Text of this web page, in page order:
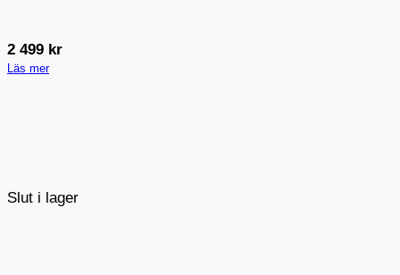
Slut i lager
2 499 kr
Läs mer